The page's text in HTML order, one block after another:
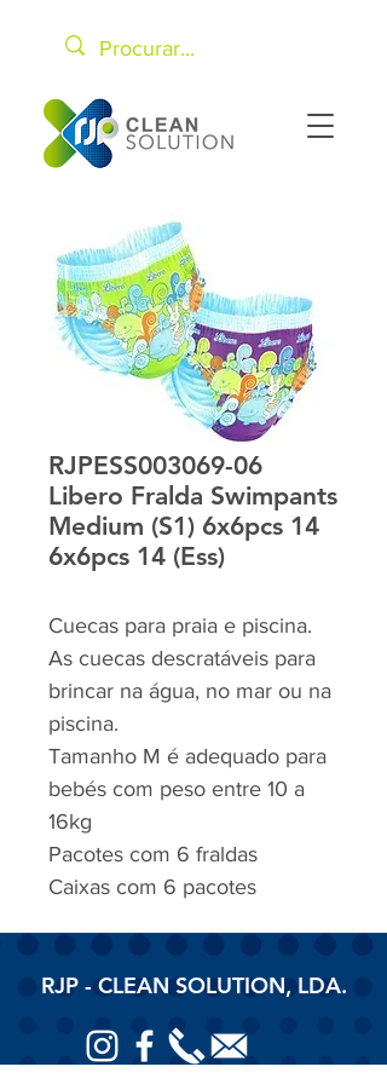
RJPESS003069-06
Libero Fralda Swimpants
Medium (S1) 6x6pcs 14
6x6pcs 14 (Ess)
Cuecas para praia e piscina.
As cuecas descratáveis para
brincar na água, no mar ou na
piscina.
Tamanho M é adequado para
bebés com peso entre 10 a
16kg
Pacotes com 6 fraldas
Caixas com 6 pacotes
RJP - CLEAN SOLUTION, LDA.